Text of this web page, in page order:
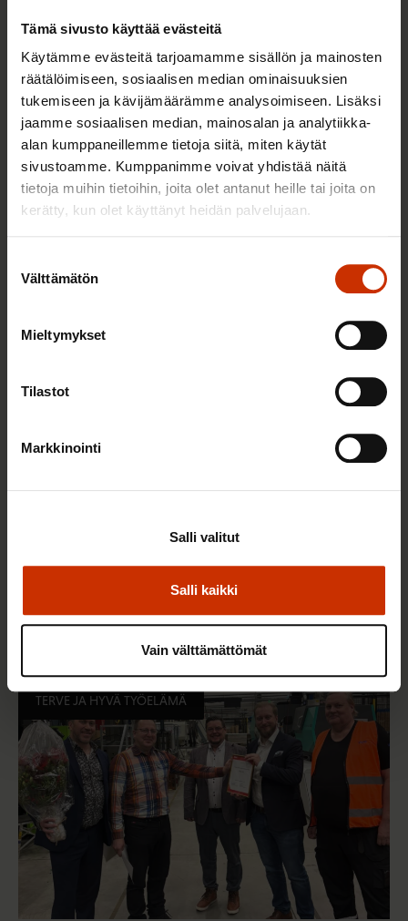
Tämä sivusto käyttää evästeitä
Käytämme evästeitä tarjoamamme sisällön ja mainosten
räätälöimiseen, sosiaalisen median ominaisuuksien
tukemiseen ja kävijämäärämme analysoimiseen. Lisäksi
jaamme sosiaalisen median, mainosalan ja analytiikka-
alan kumppaneillemme tietoja siitä, miten käytät
sivustoamme. Kumppanimme voivat yhdistää näitä
tietoja muihin tietoihin, joita olet antanut heille tai joita on
kerätty, kun olet käyttänyt heidän palvelujaan.
valinta
Välttämätön
Mieltymykset
Tilastot
Markkinointi
Salli kaikki
Salli valitut
Vain välttämättömät
2.6.2026 11:00
TERVE JA HYVÄ TYÖELÄMÄ
22.5.2026 9:00
Työaikaisella ruokailulla on väliä – lue vinkit
jaksamista tukevaan terveelliseen syömiseen
TERVE JA HYVÄ TYÖELÄMÄ